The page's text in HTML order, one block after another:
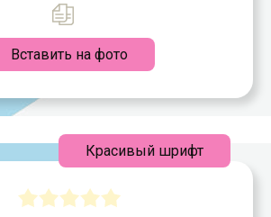
Вставить на фото
Красивый шрифт